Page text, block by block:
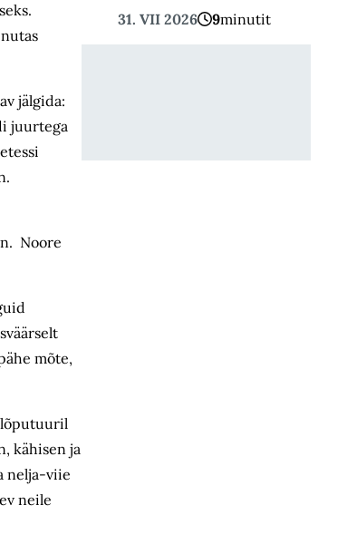
jälgida:
juurtega
Noore
mõte,
lõputuuril
kähisen ja
nelja-viie
neile
31. VII 2026 9minutit